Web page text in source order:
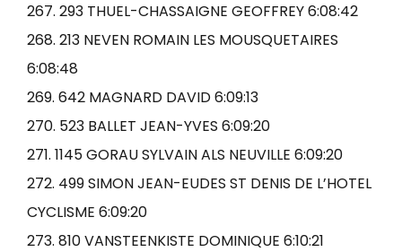
267. 293 THUEL-CHASSAIGNE GEOFFREY 6:08:42
268. 213 NEVEN ROMAIN LES MOUSQUETAIRES
6:08:48
269. 642 MAGNARD DAVID 6:09:13
270. 523 BALLET JEAN-YVES 6:09:20
271. 1145 GORAU SYLVAIN ALS NEUVILLE 6:09:20
272. 499 SIMON JEAN-EUDES ST DENIS DE L’HOTEL
CYCLISME 6:09:20
273. 810 VANSTEENKISTE DOMINIQUE 6:10:21